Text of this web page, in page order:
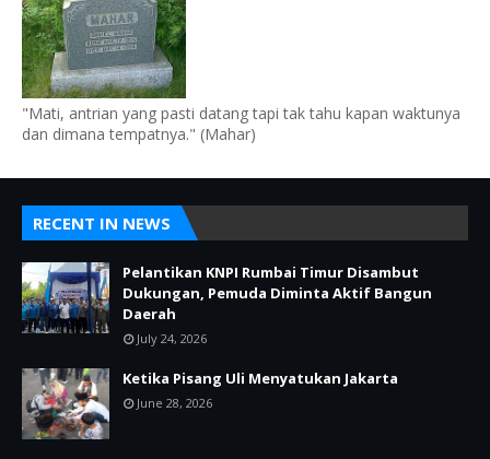
"Mati, antrian yang pasti datang tapi tak tahu kapan waktunya
dan dimana tempatnya." (Mahar)
RECENT IN NEWS
Pelantikan KNPI Rumbai Timur Disambut
Dukungan, Pemuda Diminta Aktif Bangun
Daerah
July 24, 2026
Ketika Pisang Uli Menyatukan Jakarta
June 28, 2026